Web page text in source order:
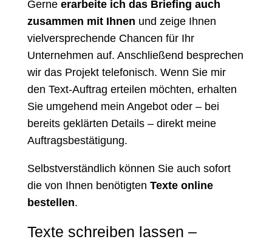
Gerne erarbeite ich das Briefing auch
zusammen mit Ihnen und zeige Ihnen
vielversprechende Chancen für Ihr
Unternehmen auf. Anschließend besprechen
wir das Projekt telefonisch. Wenn Sie mir
den Text-Auftrag erteilen möchten, erhalten
Sie umgehend mein Angebot oder – bei
bereits geklärten Details – direkt meine
Auftragsbestätigung.
Selbstverständlich können Sie auch sofort
die von Ihnen benötigten Texte online
bestellen.
Texte schreiben lassen –